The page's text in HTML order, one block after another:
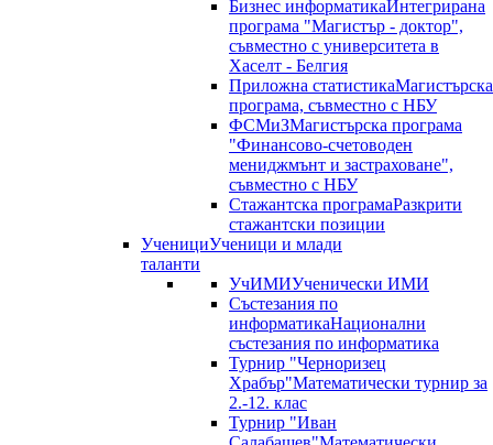
Бизнес информатикаИнтегрирана
програма "Магистър - доктор",
съвместно с университета в
Хаселт - Белгия
Приложна статистикаМагистърска
програма, съвместно с НБУ
ФСМиЗМагистърска програма
"Финансово-счетоводен
мениджмънт и застраховане",
съвместно с НБУ
Стажантска програмаРазкрити
стажантски позиции
УченициУченици и млади
таланти
УчИМИУченически ИМИ
Състезания по
информатикаНационални
състезания по информатика
Турнир "Черноризец
Храбър"Математически турнир за
2.-12. клас
Турнир "Иван